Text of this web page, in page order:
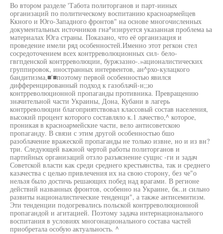
Во втором разделе 'Табота политорганов и парт-ииных
организаций по политическому воспитанию красноармейцев
Ккного и Юго-Западного фронтов" на основе многочисленных
документальных источников гна^изируется указанная проблема ьа
материалах Юга страны. Показано, что её организация и
проведение имели ряд особенностей.Именно этот регкон стел
сосредоточением всех контрреволюционных сил- бело-
гвгпденской контрреволюции, буржзазно-.»ационалистических
группировок, иностранных интервентов, ан^рхо-кулацкого
бандитизма,■'■поэтому первой особенностью явился
дифференцированный подход к газоблачй-н;;ю
контрреволюционной пропаганды противника. Превращению
значительной части Украины, Дона, Кубани в лагерь
контрреволюции благоприятствовал классовый состав населения,
высокий процент которого составляло к.1 лачество,^ которое,
проникая в красноармейские части, вело антисоветскою
пропаганду. В связи с этим другой особенностью бшо
разоблачение вражеской пропаганды не только извне, но и из вн?
три. Следующей важной чертой работы политорганов и
партийных организаций отзло разъяснение сущнс -ги и задач
Советской власти как среди среднего крестьянства, так и среднего
казачества с целью привлечения их на свою сторону, без че"о
нельзя было достичь решающих побед над врагами. В регионе
действий названных фронтов, особенно на Украине, бк..и сильно
развиты националистические тенденци", а также антисемитизм.
Эти тенденции подогревались польской контрреволюционной
пропагандой и агитацией. Поэтому задача интернационального
воспитания в условиях многонационального состава частей
приобретала особую актуальность. ^